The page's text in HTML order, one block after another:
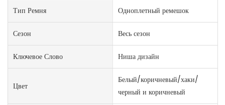
Тип Ремня Одноплетный ремешок
Сезон Весь сезон
Ключевое Слово Ниша дизайн
Цвет
Белый/коричневый/хаки/
черный и коричневый